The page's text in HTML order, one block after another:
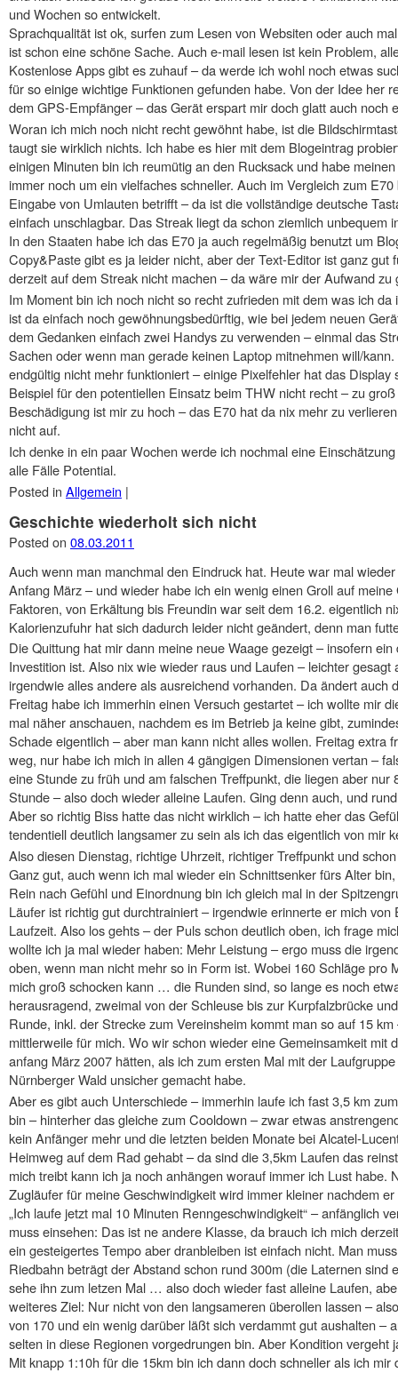
und Wochen so entwickelt.
Sprachqualität ist ok, surfen zum Lesen von Websiten oder auch
ist schon eine schöne Sache. Auch e-mail lesen ist kein Problem,
Kostenlose Apps gibt es zuhauf – da werde ich wohl noch etwas
für so einige wichtige Funktionen gefunden habe. Von der Idee her
dem GPS-Empfänger – das Gerät erspart mir doch glatt auch noch
Woran ich mich noch nicht recht gewöhnt habe, ist die
taugt sie wirklich nichts. Ich habe es hier mit dem Blogeintrag
einigen Minuten bin ich reumütig an den Rucksack und habe
immer noch um ein vielfaches schneller. Auch im Vergleich zum
Eingabe von Umlauten betrifft – da ist die vollständige deutsche
einfach unschlagbar. Das Streak liegt da schon ziemlich unbequem
In den Staaten habe ich das E70 ja auch regelmäßig benutzt um
Copy&Paste gibt es ja leider nicht, aber der Text-Editor ist ganz gut
derzeit auf dem Streak nicht machen – da wäre mir der Aufwand zu
Im Moment bin ich noch nicht so recht zufrieden mit dem was ich
ist da einfach noch gewöhnungsbedürftig, wie bei jedem neuen
dem Gedanken einfach zwei Handys zu verwenden – einmal das
Sachen oder wenn man gerade keinen Laptop mitnehmen will/
endgültig nicht mehr funktioniert – einige Pixelfehler hat das
Beispiel für den potentiellen Einsatz beim THW nicht recht – zu
Beschädigung ist mir zu hoch – das E70 hat da nix mehr zu
nicht auf.
Ich denke in ein paar Wochen werde ich nochmal eine
alle Fälle Potential.
Posted in Allgemein |
Geschichte wiederholt sich nicht
Posted on 08.03.2011
Auch wenn man manchmal den Eindruck hat. Heute war mal
Anfang März – und wieder habe ich ein wenig einen Groll auf
Faktoren, von Erkältung bis Freundin war seit dem 16.2. eigentlich
Kalorienzufuhr hat sich dadurch leider nicht geändert, denn man
Die Quittung hat mir dann meine neue Waage gezeigt – insofern
Investition ist. Also nix wie wieder raus und Laufen – leichter
irgendwie alles andere als ausreichend vorhanden. Da ändert auch
Freitag habe ich immerhin einen Versuch gestartet – ich wollte mir
mal näher anschauen, nachdem es im Betrieb ja keine gibt,
Schade eigentlich – aber man kann nicht alles wollen. Freitag extra
weg, nur habe ich mich in allen 4 gängigen Dimensionen vertan –
eine Stunde zu früh und am falschen Treffpunkt, die liegen aber
Stunde – also doch wieder alleine Laufen. Ging denn auch, und
Aber so richtig Biss hatte das nicht wirklich – ich hatte eher das
tendentiell deutlich langsamer zu sein als ich das eigentlich von mir
Also diesen Dienstag, richtige Uhrzeit, richtiger Treffpunkt und
Ganz gut, auch wenn ich mal wieder ein Schnittsenker fürs Alter
Rein nach Gefühl und Einordnung bin ich gleich mal in der
Läufer ist richtig gut durchtrainiert – irgendwie erinnerte er mich
Laufzeit. Also los gehts – der Puls schon deutlich oben, ich frage
wollte ich ja mal wieder haben: Mehr Leistung – ergo muss die
oben, wenn man nicht mehr so in Form ist. Wobei 160 Schläge pro
mich groß schocken kann … die Runden sind, so lange es noch
herausragend, zweimal von der Schleuse bis zur Kurpfalzbrücke
Runde, inkl. der Strecke zum Vereinsheim kommt man so auf 15
mittlerweile für mich. Wo wir schon wieder eine Gemeinsamkeit mit
anfang März 2007 hätten, als ich zum ersten Mal mit der
Nürnberger Wald unsicher gemacht habe.
Aber es gibt auch Unterschiede – immerhin laufe ich fast 3,5 km
bin – hinterher das gleiche zum Cooldown – zwar etwas
kein Anfänger mehr und die letzten beiden Monate bei Alcatel-
Heimweg auf dem Rad gehabt – da sind die 3,5km Laufen das
mich treibt kann ich ja noch anhängen worauf immer ich Lust habe.
Zugläufer für meine Geschwindigkeit wird immer kleiner nachdem
„Ich laufe jetzt mal 10 Minuten Renngeschwindigkeit“ – anfänglich
muss einsehen: Das ist ne andere Klasse, da brauch ich mich
ein gesteigertes Tempo aber dranbleiben ist einfach nicht. Man
Riedbahn beträgt der Abstand schon rund 300m (die Laternen sind
sehe ihn zum letzen Mal … also doch wieder fast alleine Laufen,
weiteres Ziel: Nur nicht von den langsameren überollen lassen –
von 170 und ein wenig darüber läßt sich verdammt gut aushalten –
selten in diese Regionen vorgedrungen bin. Aber Kondition vergeht
Mit knapp 1:10h für die 15km bin ich dann doch schneller als ich